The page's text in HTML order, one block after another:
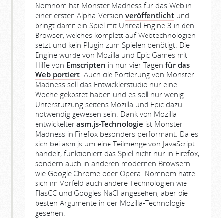
Nomnom hat Monster Madness für das Web in
einer ersten Alpha-Version veröffentlicht und
bringt damit ein Spiel mit Unreal Engine 3 in den
Browser, welches komplett auf Webtechnologien
setzt und kein Plugin zum Spielen benötigt. Die
Engine wurde von Mozilla und Epic Games mit
Hilfe von Emscripten in nur vier Tagen für das
Web portiert. Auch die Portierung von Monster
Madness soll das Entwicklerstudio nur eine
Woche gekostet haben und es soll nur wenig
Unterstützung seitens Mozilla und Epic dazu
notwendig gewesen sein. Dank von Mozilla
entwickelter asm.js-Technologie ist Monster
Madness in Firefox besonders performant. Da es
sich bei asm.js um eine Teilmenge von JavaScript
handelt, funktioniert das Spiel nicht nur in Firefox,
sondern auch in anderen modernen Browsern
wie Google Chrome oder Opera. Nomnom hatte
sich im Vorfeld auch andere Technologien wie
FlasCC und Googles NaCI angesehen, aber die
besten Argumente in der Mozilla-Technologie
gesehen.